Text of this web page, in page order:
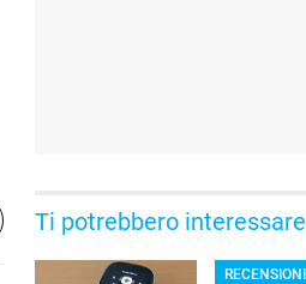
Ti potrebbero interessare
RECENSIONI